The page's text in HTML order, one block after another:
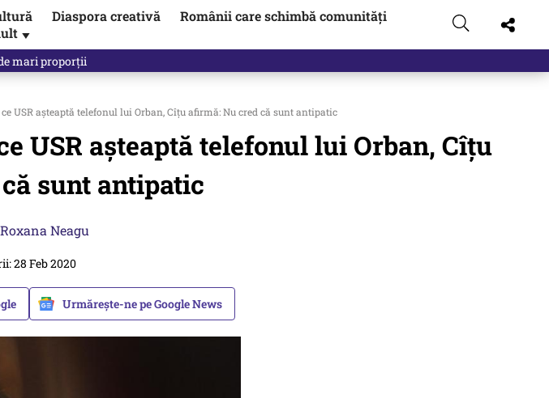
Diaspora creativă
Românii care schimbă comunități
▼
în funcțiune
USR așteaptă telefonul lui Orban, Cîțu afirmă: Nu cred că sunt antipatic
USR așteaptă telefonul lui Orban, Cîțu
sunt antipatic
Roxana Neagu
28 Feb 2020
Urmărește-ne pe Google News